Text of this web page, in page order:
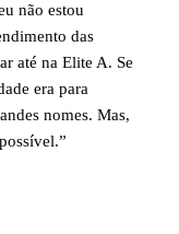
não estou
das
até na Elite A. Se
era para
nomes. Mas,